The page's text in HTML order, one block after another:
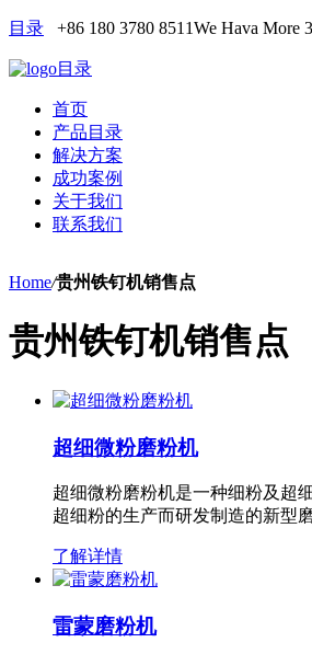
目录 +86 180 3780 8511We Hava More
目录
首页
产品目录
解决方案
成功案例
关于我们
联系我们
Home/贵州铁钉机销售点
贵州铁钉机销售点
超细微粉磨粉机
超细微粉磨粉机是一种细粉及超
超细粉的生产而研发制造的新型
了解详情
雷蒙磨粉机